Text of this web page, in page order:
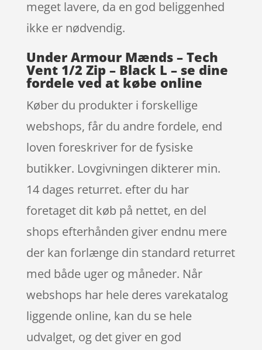
meget lavere, da en god beliggenhed
ikke er nødvendig.
Under Armour Mænds – Tech
Vent 1/2 Zip – Black L – se dine
fordele ved at købe online
Køber du produkter i forskellige
webshops, får du andre fordele, end
loven foreskriver for de fysiske
butikker. Lovgivningen dikterer min.
14 dages returret. efter du har
foretaget dit køb på nettet, en del
shops efterhånden giver endnu mere
der kan forlænge din standard returret
med både uger og måneder. Når
webshops har hele deres varekatalog
liggende online, kan du se hele
udvalget, og det giver en god